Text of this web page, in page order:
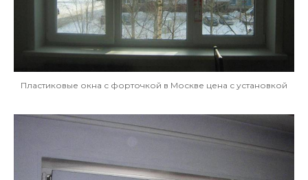
Пластиковые окна с форточкой в Москве цена с установкой